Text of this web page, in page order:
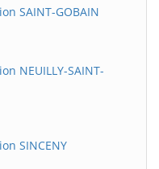
SAINT-GOBAIN
NEUILLY-SAINT-
SINCENY